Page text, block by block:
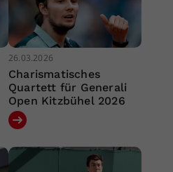
26.03.2026
Charismatisches
Quartett für Generali
Open Kitzbühel 2026